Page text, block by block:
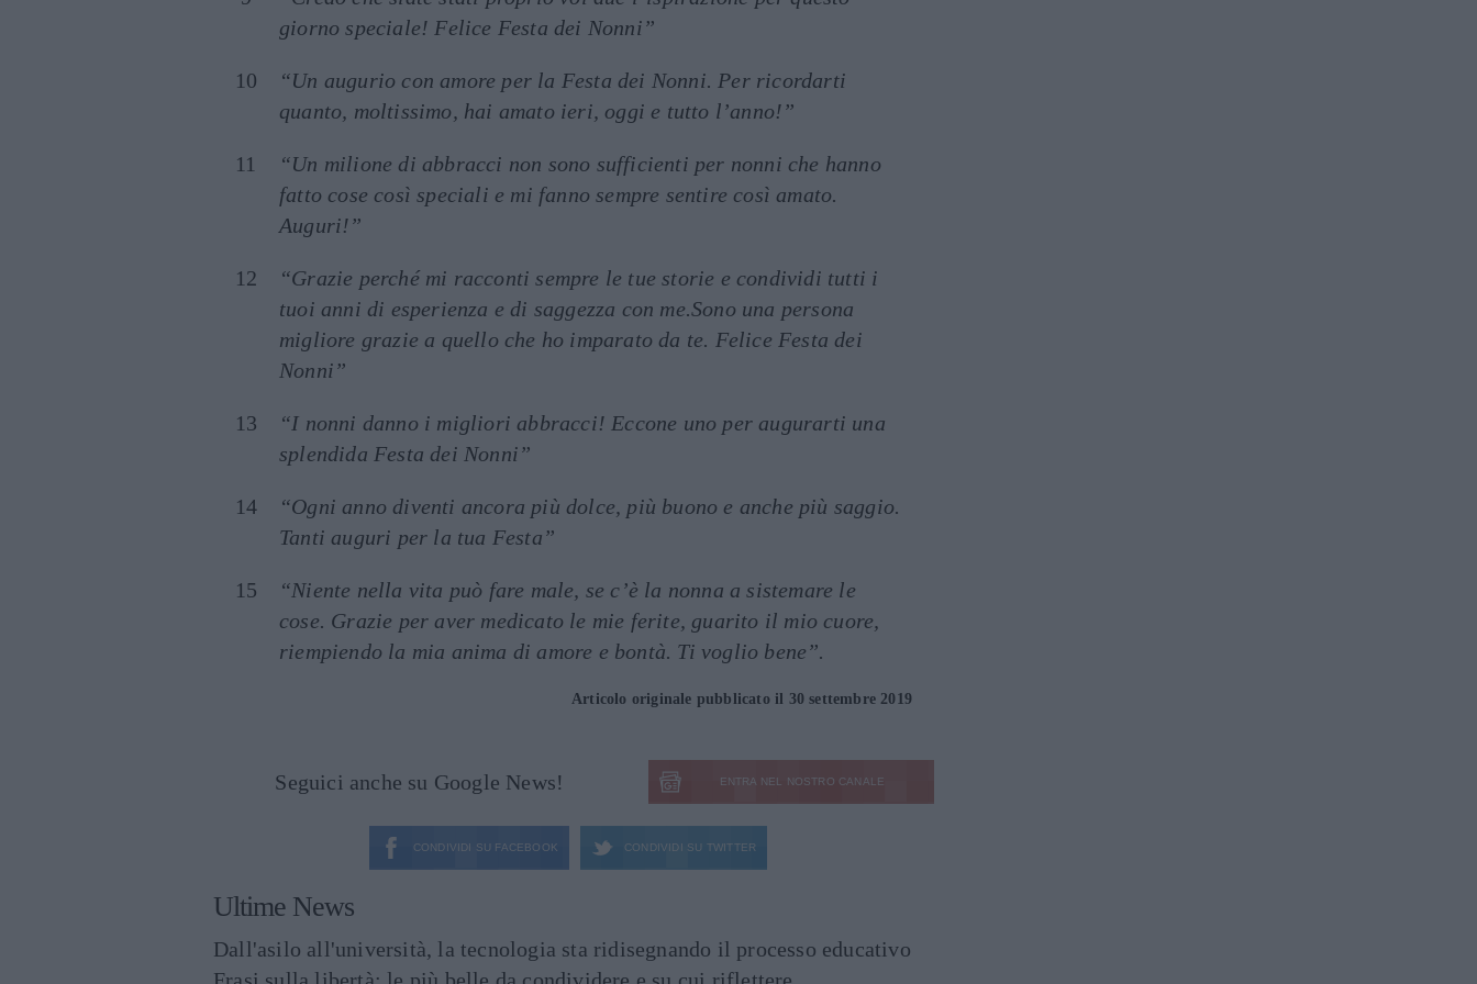
giorno speciale! Felice Festa dei Nonni”
“Un augurio con amore per la Festa dei Nonni. Per ricordarti
quanto, moltissimo, hai amato ieri, oggi e tutto l’anno!”
“Un milione di abbracci non sono sufficienti per nonni che hanno
fatto cose così speciali e mi fanno sempre sentire così amato.
Auguri!”
“Grazie perché mi racconti sempre le tue storie e condividi tutti i
tuoi anni di esperienza e di saggezza con me.Sono una persona
migliore grazie a quello che ho imparato da te. Felice Festa dei
Nonni”
“I nonni danno i migliori abbracci! Eccone uno per augurarti una
splendida Festa dei Nonni”
“Ogni anno diventi ancora più dolce, più buono e anche più saggio.
Tanti auguri per la tua Festa”
“Niente nella vita può fare male, se c’è la nonna a sistemare le
cose. Grazie per aver medicato le mie ferite, guarito il mio cuore,
riempiendo la mia anima di amore e bontà. Ti voglio bene”.
Articolo originale pubblicato il 30 settembre 2019
Seguici anche su Google News! ENTRA NEL NOSTRO CANALE
CONDIVIDI SU FACEBOOK CONDIVIDI SU TWITTER
Ultime News
Dall'asilo all'università, la tecnologia sta ridisegnando il processo educativo